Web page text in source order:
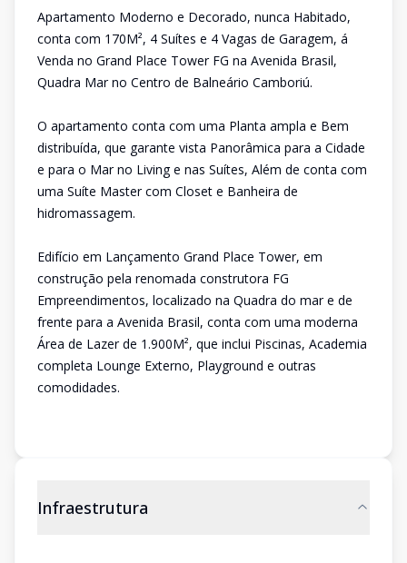
Apartamento Moderno e Decorado, nunca Habitado,
conta com 170M², 4 Suítes e 4 Vagas de Garagem, á
Venda no Grand Place Tower FG na Avenida Brasil,
Quadra Mar no Centro de Balneário Camboriú.
O apartamento conta com uma Planta ampla e Bem
distribuída, que garante vista Panorâmica para a Cidade
e para o Mar no Living e nas Suítes, Além de conta com
uma Suíte Master com Closet e Banheira de
hidromassagem.
Edifício em Lançamento Grand Place Tower, em
construção pela renomada construtora FG
Empreendimentos, localizado na Quadra do mar e de
frente para a Avenida Brasil, conta com uma moderna
Área de Lazer de 1.900M², que inclui Piscinas, Academia
completa Lounge Externo, Playground e outras
comodidades.
Infraestrutura